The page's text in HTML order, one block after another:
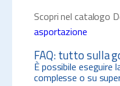
Scopri nel catalogo
asportazione
FAQ: tutto sulla
È possibile eseguire
complesse o su